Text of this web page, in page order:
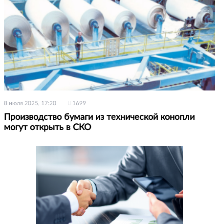
8 июля 2025, 17:20 1699
Производство бумаги из технической конопли
могут открыть в СКО